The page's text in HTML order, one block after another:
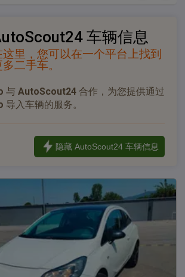
budu tačni i ažurni, ali ne snosi
nenamerne greške u opisu opreme
Auto Nation doo ® Opis Zamene
za vozila poznatog porekla, sa urednom
车辆信息
这里，您可以在一个平台上找到
二手车。
与 AutoScout24 合作，为您提供通过
导入车辆的服务。
隐藏 AutoScout24 车辆信息